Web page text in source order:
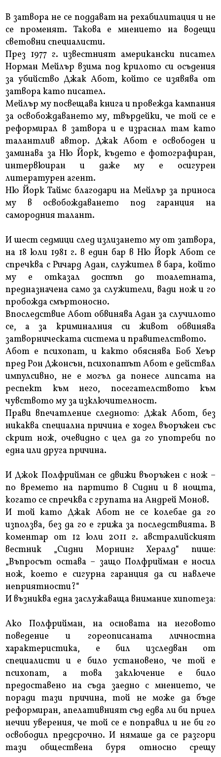
В затвора не се поддават на рехабилитация и не
се променят. Такова е мнението на водещи
световни специалисти.
През 1977 г. известният американски писател
Норман Мейлър взима под крилото си осъдения
за убийство Джак Абот, който се изявява от
затвора като писател.
Мейлър му посвещава книга и провежда кампания
за освобождаването му, твърдейки, че той се е
реформирал в затвора и е израснал там като
талантлив автор. Джак Абот е освободен и
заминава за Ню Йорк, където е фотографиран,
интервюиран и даже му е осигурен
литературен агент.
Ню Йорк Таймс благодари на Мейлър за приноса
му в освобождаването под гаранция на
самородния талант.
И шест седмици след излизането му от затвора,
на 18 юли 1981 г. в един бар в Ню Йорк Абот се
спречква с Ричард Адан, служител в бара, който
му е отказал достъп до тоалетната,
предназначена само за служители, вади нож и го
пробожда смъртоносно.
Впоследствие Абот обвинява Адан за случилото
се, а за криминалния си живот обвинява
затворническата система и правителството.
Абот е психопат, и както обяснява Боб Хеър
пред Рон Джонсън, психопатът Абот е действал
импулсивно, не е могъл да понесе липсата на
респект към него, посегателството към
чувството му за изключителност.
Прави впечатление следното: Джак Абот, без
никаква специална причина е ходел въоръжен със
скрит нож, очевидно с цел да го употреби по
една или друга причина.
И Джок Полфрийман се движи въоръжен с нож –
по времето на партито в Сидни и в нощта,
когато се спречква с групата на Андрей Монов.
И той като Джак Абот не се колебае да го
използва, без да го е грижа за последствията. В
коментар от 12 юли 2011 г. австралийският
вестник „Сидни Морнинг Хералд“ пише:
„Въпросът остава – защо Полфрийман е носил
нож, което е сигурна гаранция да си навлече
неприятности?“
И възниква една заслужаваща внимание хипотеза:
Ако Полфрийман, на основата на неговото
поведение и гореописаната личностна
характеристика, е бил изследван от
специалисти и е било установено, че той е
психопат, а това заключение е било
предоставено на съда заедно с мнението, че
поради тази причина, той не може да бъде
реформиран, апелативният съд едва ли би приел
нечии уверения, че той се е поправил и не би го
освободил предсрочно. И нямаше да се разгори
тази обществена буря относно срещу